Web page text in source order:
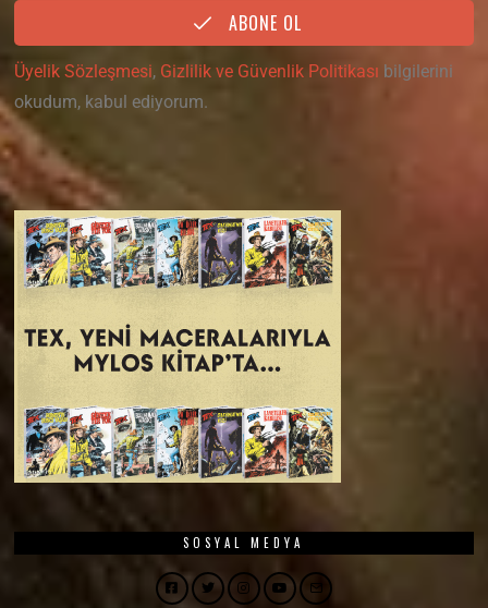
ABONE OL
Üyelik Sözleşmesi, Gizlilik ve Güvenlik Politikası bilgilerini
okudum, kabul ediyorum.
SOSYAL MEDYA
Facebook
TwitterInstagram
YouTubeEmail